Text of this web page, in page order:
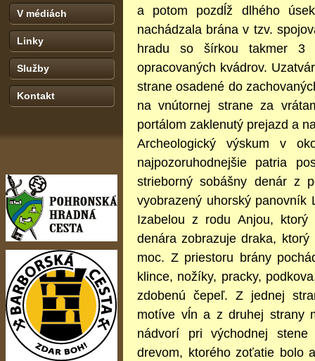
V médiách
Linky
Služby
Kontakt
a potom pozdĺž dlhého
nachádzala brána v tzv.
hradu so šírkou takmer 3
opracovaných kvádrov.
strane osadené do
na vnútornej strane za
portálom zaklenutý prejazd a
Archeologický výskum v
najpozoruhodnejšie patria
strieborný sobášny denár z
vyobrazený uhorský panovník
Izabelou z rodu Anjou,
denára zobrazuje draka,
moc. Z priestoru brány
klince, nožíky, pracky,
zdobenú čepeľ. Z jednej
motíve vĺn a z druhej strany
nádvorí pri východnej
drevom, ktorého zoťatie bolo